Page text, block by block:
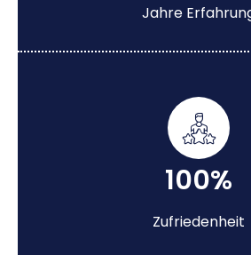
Jahre
100%
Zufriedenheit